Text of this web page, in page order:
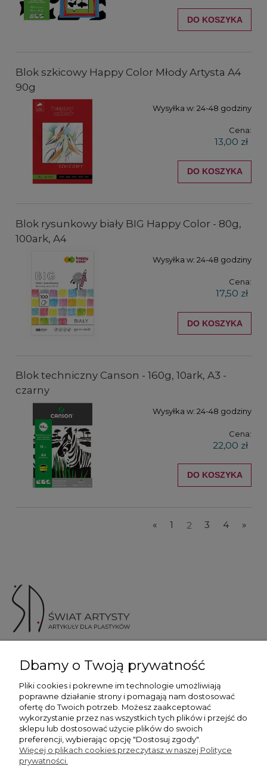
DO KOSZYKA
Blok szkicowy Happy Color Młody Artysta A4
90g
Wysyłka w: 24-48 godziny
Cena:
13,00 zł
DO KOSZYKA
Blok rysunkowy biały BIG Happy Color - 80g,
100ark, A4
Wysyłka w: 24-48 godziny
Cena:
17,50 zł
DO KOSZYKA
Blok techniczny Canson - 160g, 10ark, A3 -
czarny
Wysyłka w: 24-48 godziny
Cena:
22,00 zł
DO KOSZYKA
« 1 2 3 4 »
Więcej informacji
Płatność i dostawa
Dbamy o Twoją prywatność
Pliki cookies i pokrewne im technologie umożliwiają
poprawne działanie strony i pomagają nam dostosować
ofertę do Twoich potrzeb. Możesz zaakceptować
wykorzystanie przez nas wszystkich tych plików i przejść do
sklepu lub dostosować użycie plików do swoich
preferencji, wybierając opcję "Dostosuj zgody".
Więcej o plikach cookies przeczytasz w naszej Polityce
prywatności.